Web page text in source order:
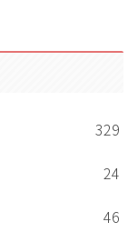
329
24
46